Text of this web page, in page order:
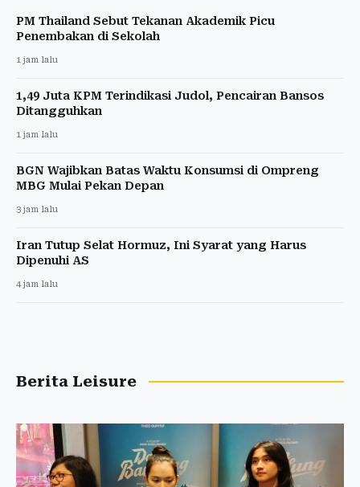
PM Thailand Sebut Tekanan Akademik Picu
Penembakan di Sekolah
1 jam lalu
1,49 Juta KPM Terindikasi Judol, Pencairan Bansos
Ditangguhkan
1 jam lalu
BGN Wajibkan Batas Waktu Konsumsi di Ompreng
MBG Mulai Pekan Depan
3 jam lalu
Iran Tutup Selat Hormuz, Ini Syarat yang Harus
Dipenuhi AS
4 jam lalu
Berita Leisure